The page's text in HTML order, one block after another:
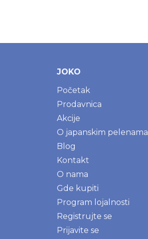
JOKO
Početak
Prodavnica
Akcije
O japanskim pelenama
Blog
Kontakt
O nama
Gde kupiti
Program lojalnosti
Registrujte se
Prijavite se